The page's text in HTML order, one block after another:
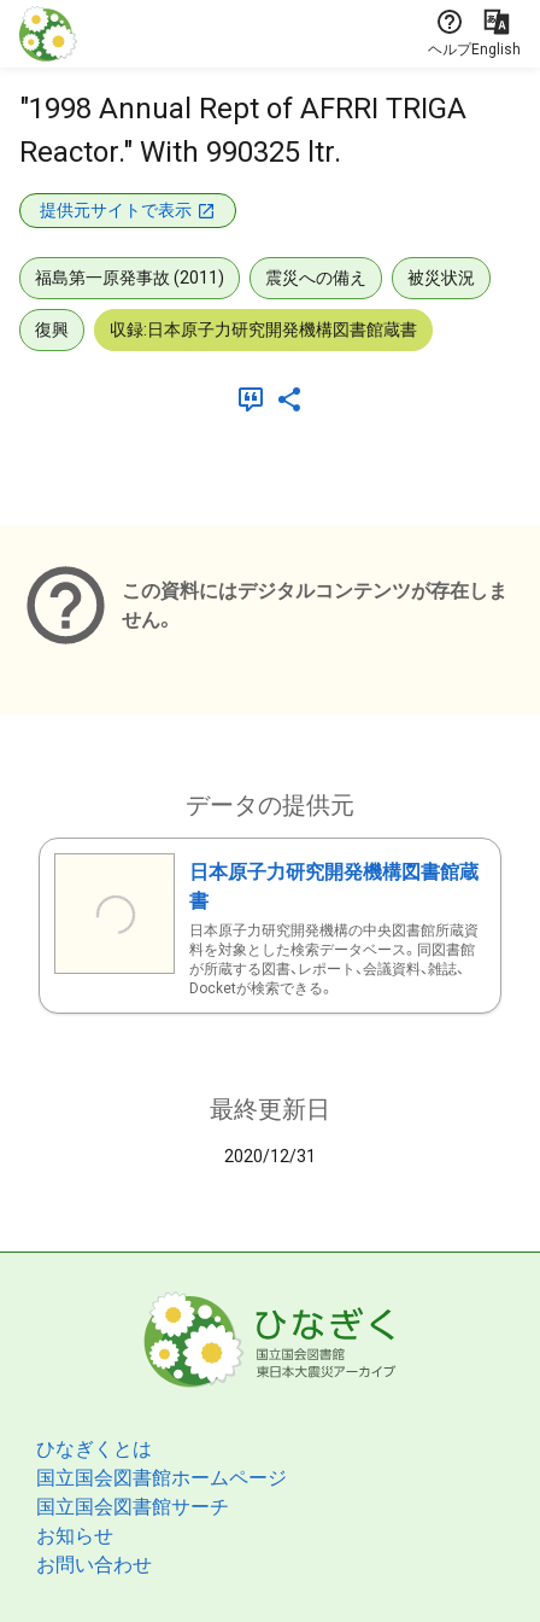
本文に飛ぶ
ヘルプEnglish
"1998 Annual Rept of AFRRI TRIGA
Reactor." With 990325 ltr.
提供元サイトで表示
福島第一原発事故 (2011) 震災への備え 被災状況
復興 収録:日本原子力研究開発機構図書館蔵書
この資料にはデジタルコンテンツが存在しま
せん。
データの提供元
日本原子力研究開発機構図書館蔵
書
日本原子力研究開発機構の中央図書館所蔵資
料を対象とした検索データベース。同図書館
が所蔵する図書、レポート、会議資料、雑誌、
Docketが検索できる。
最終更新日
2020/12/31
ひなぎくとは
国立国会図書館ホームページ
国立国会図書館サーチ
お知らせ
お問い合わせ